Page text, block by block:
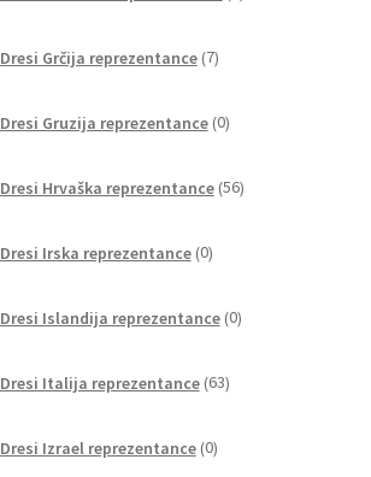
Dresi Grčija reprezentance 7izdelkov
Dresi Gruzija reprezentance 0izdelkov
Dresi Hrvaška reprezentance 56izdelkov
Dresi Irska reprezentance 0izdelkov
Dresi Islandija reprezentance 0izdelkov
Dresi Italija reprezentance 63izdelkov
Dresi Izrael reprezentance 0izdelkov